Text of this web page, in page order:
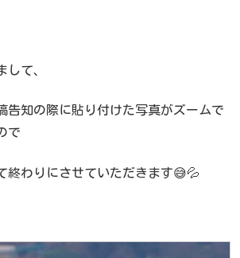
して、
告知の際に貼り付けた写真がズームで
で
終わりにさせていただきます😅💦